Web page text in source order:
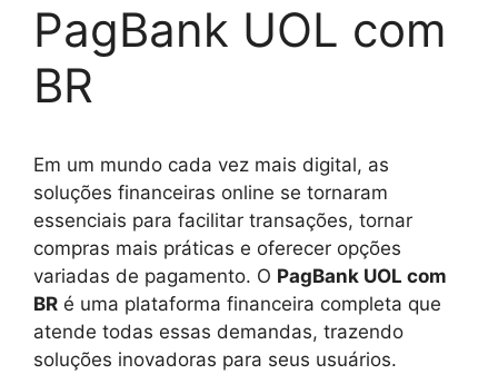
PagBank UOL com
BR
Em um mundo cada vez mais digital, as
soluções financeiras online se tornaram
essenciais para facilitar transações, tornar
compras mais práticas e oferecer opções
variadas de pagamento. O PagBank UOL com
BR é uma plataforma financeira completa que
atende todas essas demandas, trazendo
soluções inovadoras para seus usuários.